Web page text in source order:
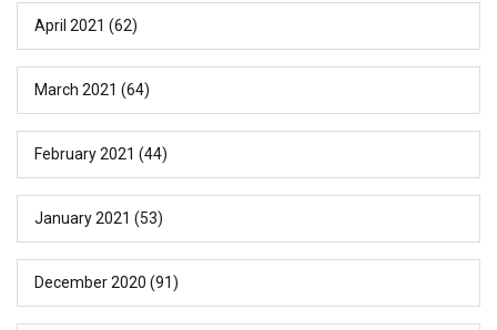
April 2021 (62)
March 2021 (64)
February 2021 (44)
January 2021 (53)
December 2020 (91)